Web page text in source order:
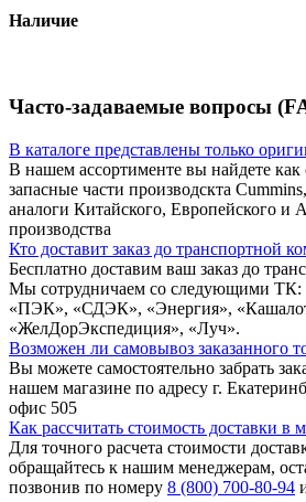
Наличие
Часто-задаваемые вопросы
В каталоге представлены только
В нашем ассортименте вы найдете
запасные части производскта
аналоги Китайского, Европейского и
производства
Кто доставит заказ до транспортной
Бесплатно доставим ваш заказ до
Мы сотрудничаем со следующими ТК:
«ПЭК», «СДЭК», «Энергия»,
«ЖелДорЭкспедиция», «Луч».
Возможен ли самовывоз заказанного
Вы можете самостоятельно забрать
нашем магазине по адресу г.
офис 505
Как рассчитать стоимость доставки в
Для точного расчета стоимости
обращайтесь к нашим менеджерам,
позвонив по номеру 8 (800) 700-80-94